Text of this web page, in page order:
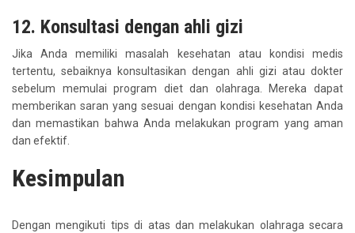
12. Konsultasi dengan ahli gizi
Jika Anda memiliki masalah kesehatan atau kondisi medis
tertentu, sebaiknya konsultasikan dengan ahli gizi atau dokter
sebelum memulai program diet dan olahraga. Mereka dapat
memberikan saran yang sesuai dengan kondisi kesehatan Anda
dan memastikan bahwa Anda melakukan program yang aman
dan efektif.
Kesimpulan
Dengan mengikuti tips di atas dan melakukan olahraga secara